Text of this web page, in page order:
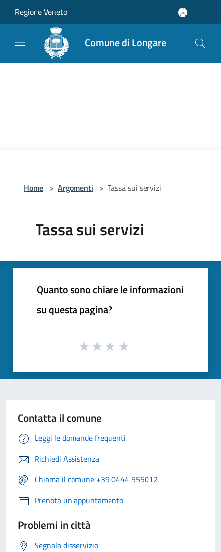
Regione Veneto
Comune di Longare
Home > Argomenti > Tassa sui servizi
Tassa sui servizi
Quanto sono chiare le informazioni
su questa pagina?
Contatta il comune
Leggi le domande frequenti
Richiedi Assistenza
Chiama il comune +39 0444 555012
Prenota un appuntamento
Problemi in città
Segnala disservizio